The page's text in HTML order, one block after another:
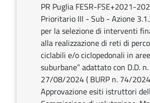
PR Puglia FESR-FSE+2021-
Prioritario III - Sub - Azione
per la selezione di interventi
alla realizzazione di reti di
ciclabili e/o ciclopedonali in
suburbane” adattato con D.D.
27/08/2024 ( BURP n. 74/
Approvazione esiti istruttori